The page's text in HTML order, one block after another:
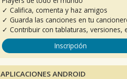
✓ Califica, comenta y haz amigos
✓ Guarda las canciones en tu
✓ Contribuir con tablaturas, versiones,
Inscripción
APLICACIONES ANDROID